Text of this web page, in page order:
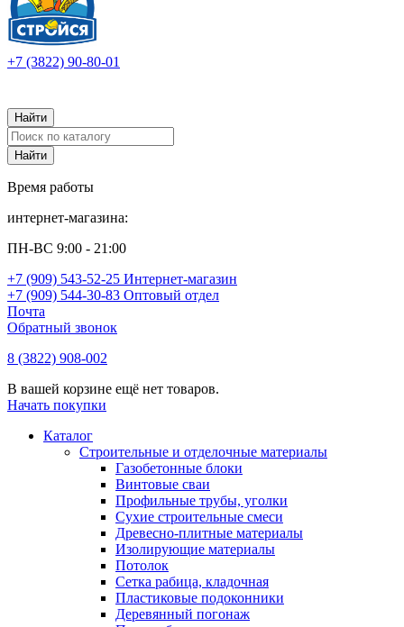
+7 (3822) 90-80-01
Время работы
интернет-магазина:
ПН-ВС 9:00 - 21:00
+7 (909) 543-52-25 Интернет-магазин
+7 (909) 544-30-83 Оптовый отдел
Почта
Обратный звонок
8 (3822) 908-002
В вашей корзине ещё нет товаров.
Начать покупки
Каталог
Строительные и отделочные материалы
Газобетонные блоки
Винтовые сваи
Профильные трубы, уголки
Сухие строительные смеси
Древесно-плитные материалы
Изолирующие материалы
Потолок
Сетка рабица, кладочная
Пластиковые подоконники
Деревянный погонаж